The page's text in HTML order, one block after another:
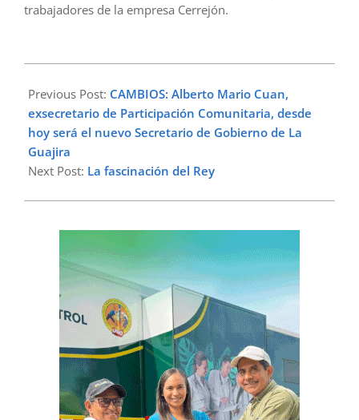
trabajadores de la empresa Cerrejón.
01-
30
Previous Post: CAMBIOS: Alberto Mario Cuan,
exsecretario de Participación Comunitaria, desde
hoy será el nuevo Secretario de Gobierno de La
Guajira
Next Post: La fascinación del Rey